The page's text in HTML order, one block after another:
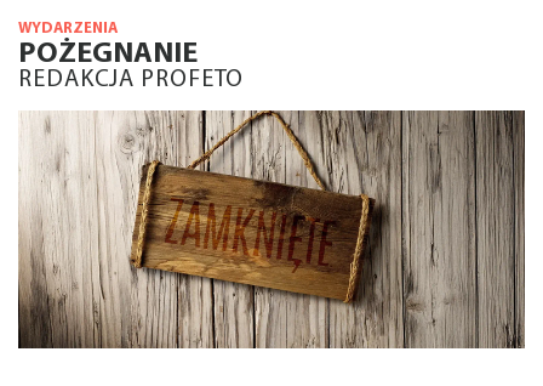
WYDARZENIA
POŻEGNANIE
REDAKCJA PROFETO